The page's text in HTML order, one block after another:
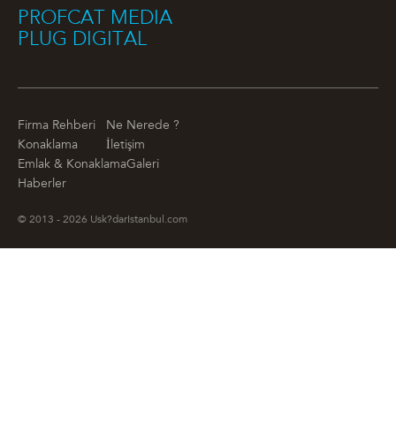
PROFCAT MEDIA
PLUG DIGITAL
Firma Rehberi
Ne Nerede ?
Konaklama
İletişim
Emlak & KonaklamaGaleri
Haberler
© 2013 - 2026 Usk?darIstanbul.com